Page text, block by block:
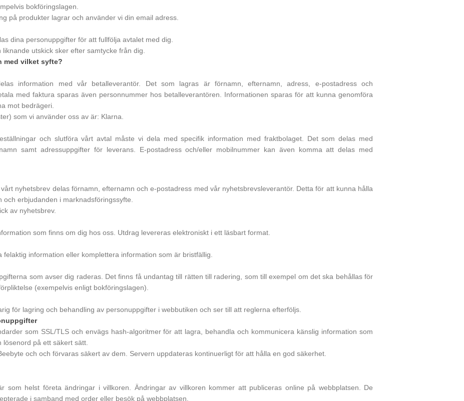
bokföringslagen.
på produkter lagrar och använder vi din email adress.
dina personuppgifter för att fullfölja avtalet med dig.
utskick sker efter samtycke från dig.
med vilket syfte?
information med vår betalleverantör. Det som lagras är förnamn, efternamn, adress, e-postadress och
med faktura sparas även personnummer hos betalleverantören. Informationen sparas för att kunna genomföra
mot bedrägeri.
som vi använder oss av är: Klarna.
och slutföra vårt avtal måste vi dela med specifik information med fraktbolaget. Det som delas med
samt adressuppgifter för leverans. E-postadress och/eller mobilnummer kan även komma att delas med
nyhetsbrev delas förnamn, efternamn och e-postadress med vår nyhetsbrevsleverantör. Detta för att kunna hålla
erbjudanden i marknadsföringssyfte.
av nyhetsbrev.
som finns om dig hos oss. Utdrag levereras elektroniskt i ett läsbart format.
information eller komplettera information som är bristfällig.
som avser dig raderas. Det finns få undantag till rätten till radering, som till exempel om det ska behållas för
(exempelvis enligt bokföringslagen).
för lagring och behandling av personuppgifter i webbutiken och ser till att reglerna efterföljs.
som SSL/TLS och envägs hash-algoritmer för att lagra, behandla och kommunicera känslig information som
på ett säkert sätt.
och och förvaras säkert av dem. Servern uppdateras kontinuerligt för att hålla en god säkerhet.
som helst företa ändringar i villkoren. Ändringar av villkoren kommer att publiceras online på webbplatsen. De
i samband med order eller besök på webbplatsen.